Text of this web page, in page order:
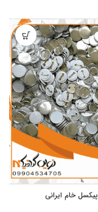
پیکسل خام ایرانی